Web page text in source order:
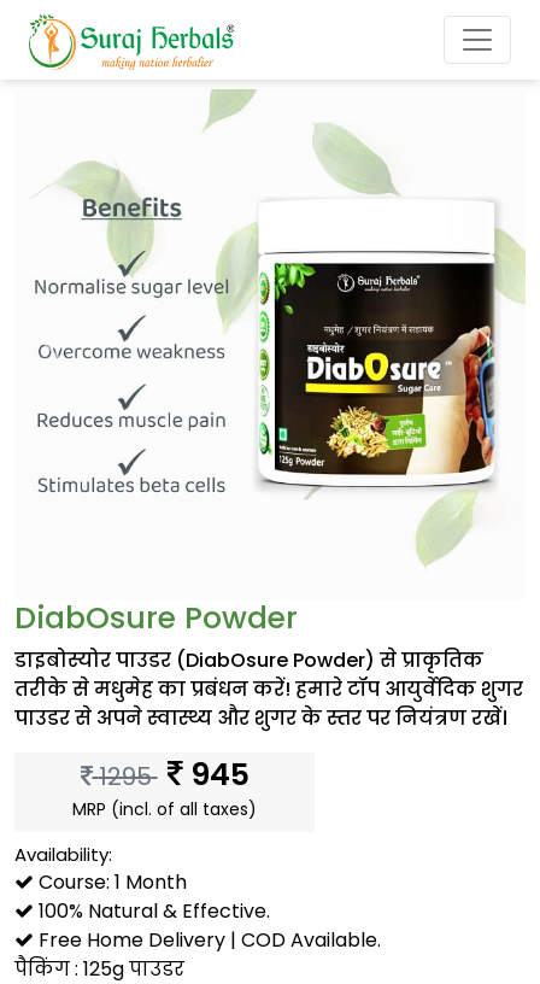
Previous Next
DiabOsure Powder
डाइबोस्योर पाउडर (DiabOsure Powder) से प्राकृतिक
तरीके से मधुमेह का प्रबंधन करें! हमारे टॉप आयुर्वेदिक शुगर
पाउडर से अपने स्वास्थ्य और शुगर के स्तर पर नियंत्रण रखें।
1295 945
MRP (incl. of all taxes)
Availability:
Course: 1 Month
100% Natural & Effective.
Free Home Delivery | COD Available.
पैकिंग : 125g पाउडर